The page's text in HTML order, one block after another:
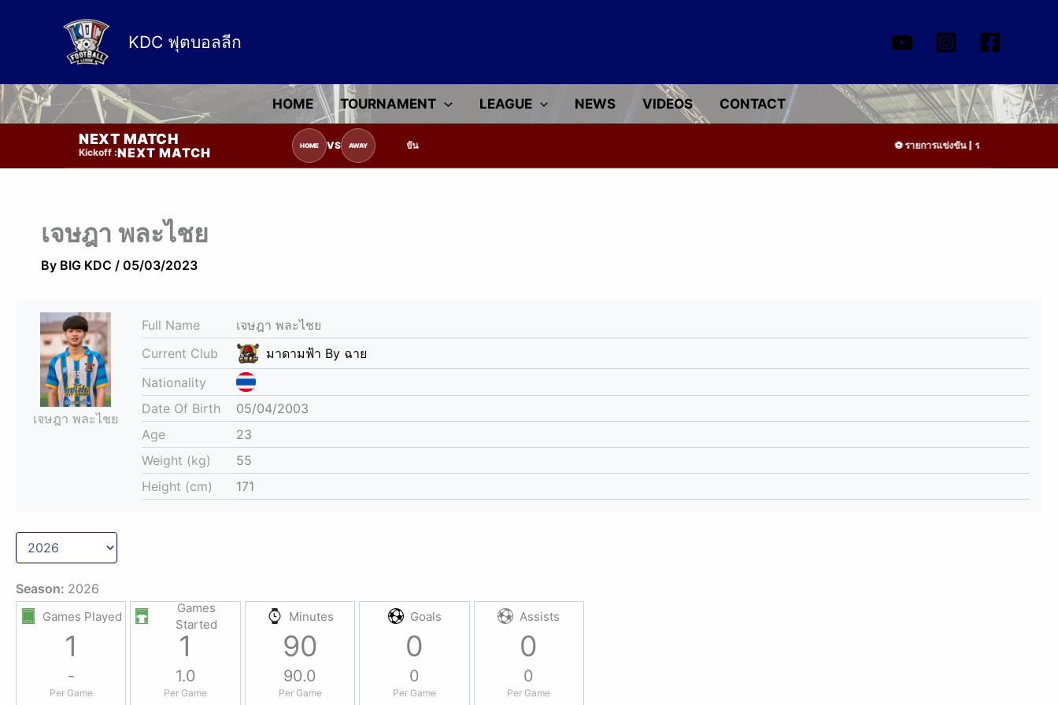
KDC ฟุตบอลลีก
HOME TOURNAMENT LEAGUE NEWS VIDEOS CONTACT
NEXT MATCH
Kickoff :NEXT MATCH HOME VS AWAY
รายการแข่งขัน | รอระบุวันแข่งขัน | รอข้อมูลทีมแข่งขัน รายการแข่งขัน | รอระบุวันแข่งขัน |
เจษฎา พละไชย
By BIG KDC / 05/03/2023
เจษฎา พละไชย
Full Name
เจษฎา พละไชย
Current Club
มาดามฟ้า By ฉาย
Nationality
Date Of Birth
05/04/2003
Age
23
Weight (kg)
55
Height (cm)
171
Season: 2026
Games Played
1
-
Per Game
Games
Started
1
1.0
Per Game
Minutes
90
90.0
Per Game
Goals
0
0
Per Game
Assists
0
0
Per Game